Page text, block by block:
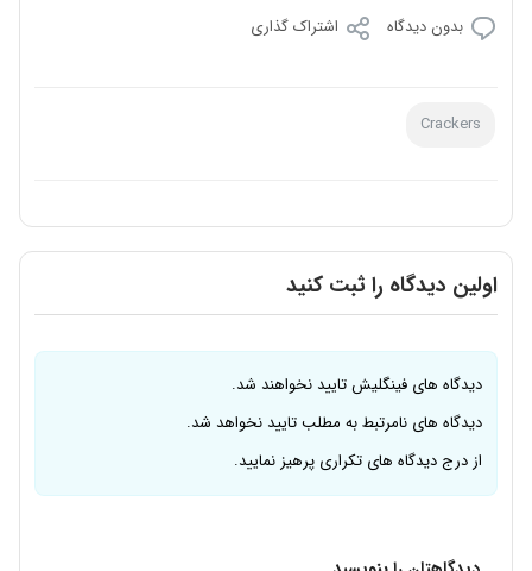
بدون دیدگاه اشتراک گذاری
Crackers
اولین دیدگاه را ثبت کنید
دیدگاه های فینگلیش تایید نخواهند شد.
دیدگاه های نامرتبط به مطلب تایید نخواهد شد.
از درج دیدگاه های تکراری پرهیز نمایید.